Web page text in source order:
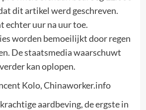
dit artikel werd geschreven.
echter uur na uur toe.
worden bemoeilijkt door regen
De staatsmedia waarschuwt
kan oplopen.
Kolo, Chinaworker.info
aardbeving, de ergste in